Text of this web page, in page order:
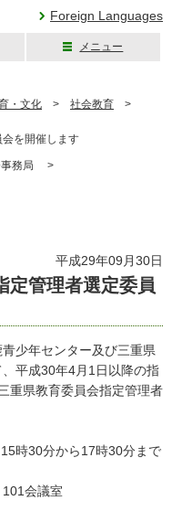
Foreign Languages
メニュー
・文化 > 社会教育 >
を開催します
事務局 >
平成29年09月30日
定管理者選定委員
少年センター及び三重県
平成30年4月1日以降の指
重県教育委員会指定管理者
30分から17時30分まで
会議室